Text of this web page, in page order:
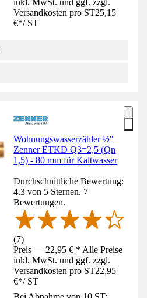
inkl. MwSt. und ggf. zzgl.
Versandkosten pro ST25,15
€*/ ST
Wohnungswasserzähler ½"
Zenner ETKD Q3=2,5 (Qn
1,5) - 80 mm für Kaltwasser
Durchschnittliche Bewertung:
4.3 von 5 Sternen. 7
Bewertungen.
(7)
Preis — 22,95 € * Alle Preise
inkl. MwSt. und ggf. zzgl.
Versandkosten pro ST22,95
€*/ ST